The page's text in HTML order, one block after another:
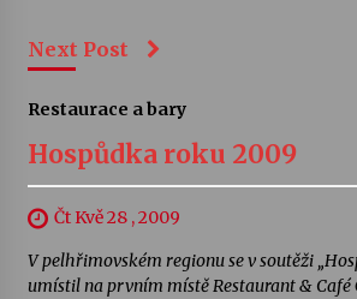
Next Post
Restaurace a bary
Hospůdka roku 2009
Čt Kvě 28 , 2009
V pelhřimovském regionu se v soutěži
umístil na prvním místě Restaurant & Café